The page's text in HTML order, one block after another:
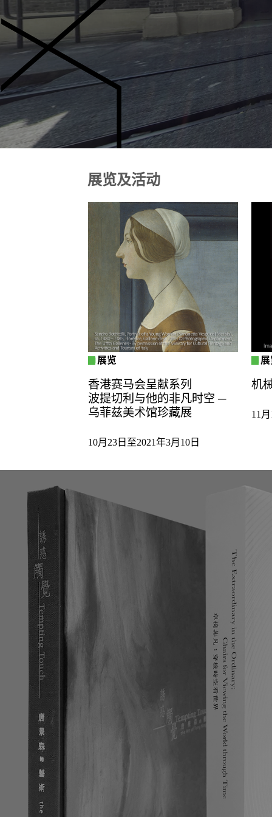
展览及活动
展览
香港赛马会呈献系列
波提切利与他的非凡时空 ─
乌菲兹美术馆珍藏展
10月23日至2021年3月10日
机
11